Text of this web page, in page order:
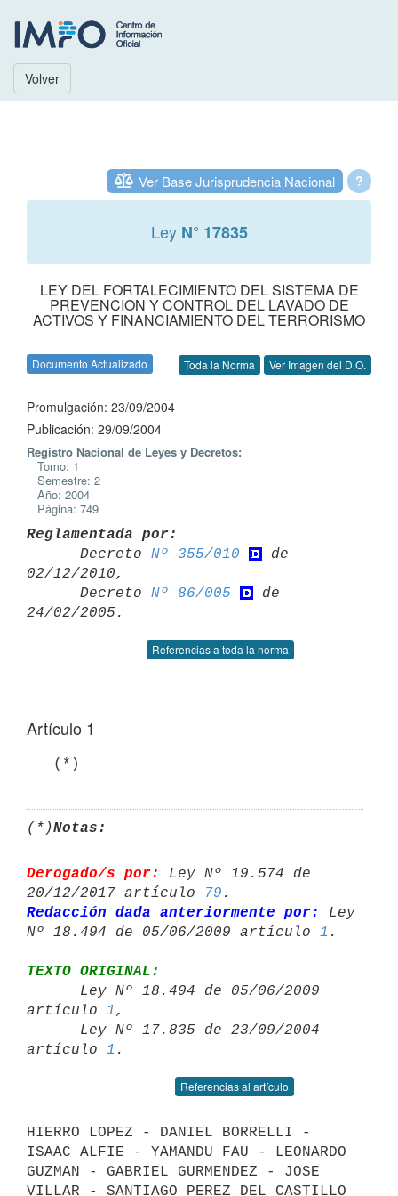
Volver
?
Ver Base Jurisprudencia Nacional
Ley N° 17835
LEY DEL FORTALECIMIENTO DEL SISTEMA DE
PREVENCION Y CONTROL DEL LAVADO DE
ACTIVOS Y FINANCIAMIENTO DEL TERRORISMO
Documento Actualizado Toda la Norma Ver Imagen del D.O.
Promulgación: 23/09/2004
Publicación: 29/09/2004
Registro Nacional de Leyes y Decretos:
Tomo: 1
Semestre: 2
Año: 2004
Página: 749
Reglamentada por:
Decreto Nº 355/010
de
02/12/2010,
      Decreto
Nº 86/005
de
Referencias a toda la norma
Artículo 1
(*)Notas:
Derogado/s por:
Ley Nº 19.574 de
20/12/2017 artículo
79
Redacción dada anteriormente por:
Ley
Nº 18.494 de 05/06/2009 artículo 1
TEXTO ORIGINAL:
artículo 1 ,
artículo 1
Referencias al artículo
HIERRO LOPEZ - DANIEL BORRELLI -
ISAAC ALFIE - YAMANDU FAU - LEONARDO
GUZMAN - GABRIEL GURMENDEZ - JOSE
VILLAR - SANTIAGO PEREZ DEL CASTILLO